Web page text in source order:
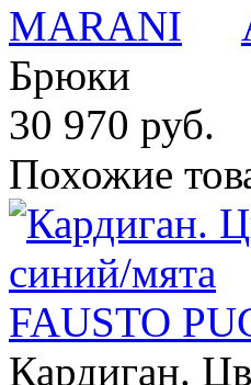
Брюки
30 970 руб.
Похожие
Кардиган.